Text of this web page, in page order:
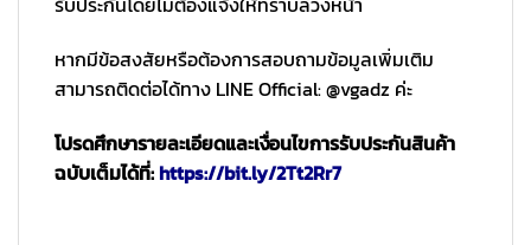
หากมีข้อสงสัยหรือต้องการสอบถามข้อมูลเพิ่มเติม
สามารถติดต่อได้ทาง LINE Official: @vgadz ค่ะ
โปรดศึกษารายละเอียดและเงื่อนไขการรับประกันสินค้า
ฉบับเต็มได้ที่:https://bit.ly/2Tt2Rr7